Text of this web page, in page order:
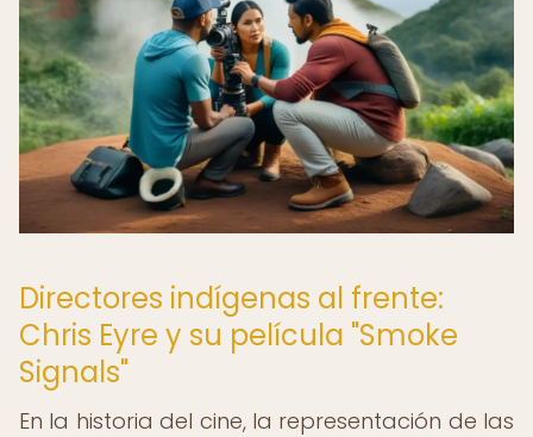
Directores indígenas al frente:
Chris Eyre y su película "Smoke
Signals"
En la historia del cine, la representación de las